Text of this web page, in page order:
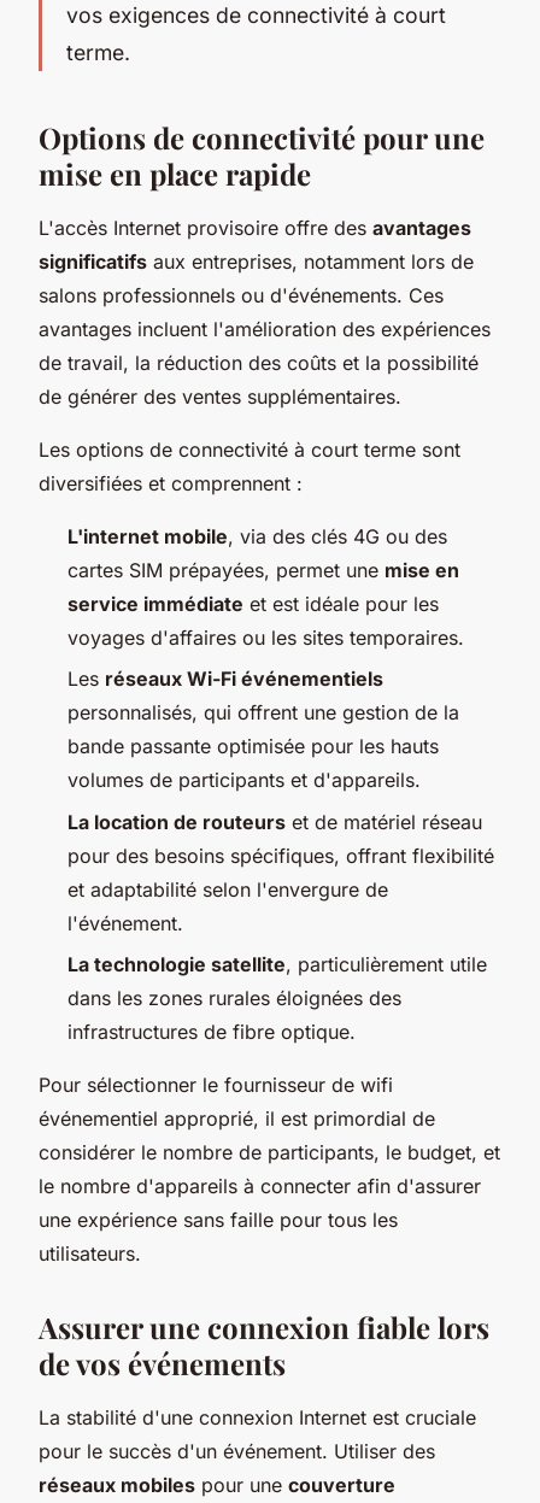
vos exigences de connectivité à court
terme.
Options de connectivité pour une
mise en place rapide
L'accès Internet provisoire offre des avantages
significatifs aux entreprises, notamment lors de
salons professionnels ou d'événements. Ces
avantages incluent l'amélioration des expériences
de travail, la réduction des coûts et la possibilité
de générer des ventes supplémentaires.
Les options de connectivité à court terme sont
diversifiées et comprennent :
L'internet mobile, via des clés 4G ou des
cartes SIM prépayées, permet une mise en
service immédiate et est idéale pour les
voyages d'affaires ou les sites temporaires.
Les réseaux Wi-Fi événementiels
personnalisés, qui offrent une gestion de la
bande passante optimisée pour les hauts
volumes de participants et d'appareils.
La location de routeurs et de matériel réseau
pour des besoins spécifiques, offrant flexibilité
et adaptabilité selon l'envergure de
l'événement.
La technologie satellite, particulièrement utile
dans les zones rurales éloignées des
infrastructures de fibre optique.
Pour sélectionner le fournisseur de wifi
événementiel approprié, il est primordial de
considérer le nombre de participants, le budget, et
le nombre d'appareils à connecter afin d'assurer
une expérience sans faille pour tous les
utilisateurs.
Assurer une connexion fiable lors
de vos événements
La stabilité d'une connexion Internet est cruciale
pour le succès d'un événement. Utiliser des
réseaux mobiles pour une couverture